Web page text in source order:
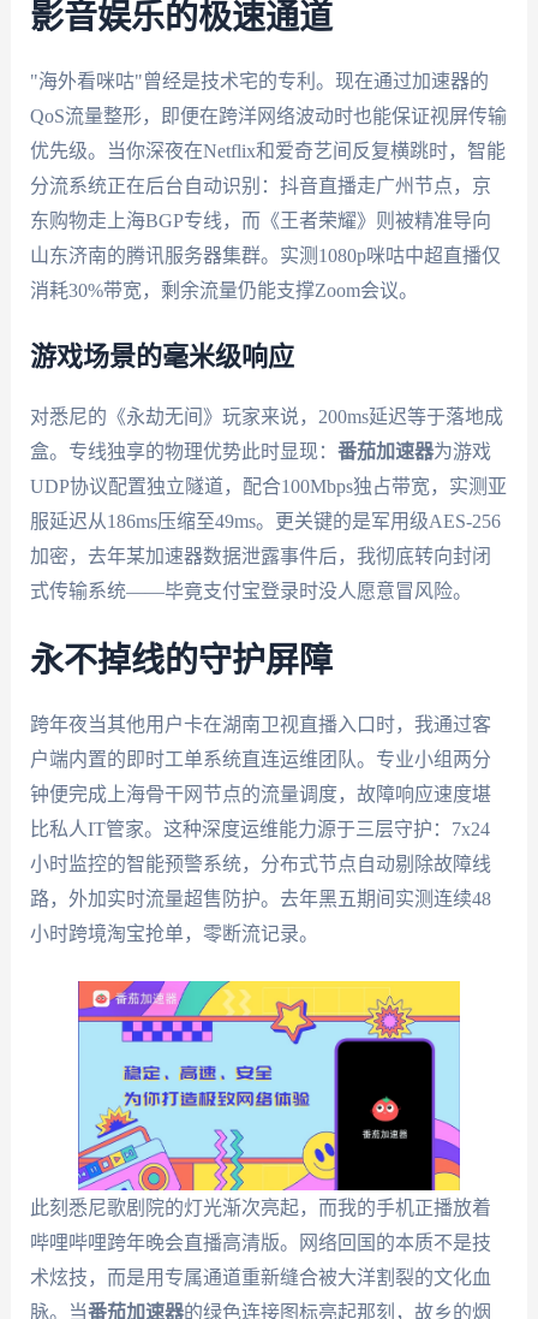
影音娱乐的极速通道
"海外看咪咕"曾经是技术宅的专利。现在通过加速器的
QoS流量整形，即便在跨洋网络波动时也能保证视屏传输
优先级。当你深夜在Netflix和爱奇艺间反复横跳时，智能
分流系统正在后台自动识别：抖音直播走广州节点，京
东购物走上海BGP专线，而《王者荣耀》则被精准导向
山东济南的腾讯服务器集群。实测1080p咪咕中超直播仅
消耗30%带宽，剩余流量仍能支撑Zoom会议。
游戏场景的毫米级响应
对悉尼的《永劫无间》玩家来说，200ms延迟等于落地成
盒。专线独享的物理优势此时显现： 番茄加速器为游戏
UDP协议配置独立隧道，配合100Mbps独占带宽，实测亚
服延迟从186ms压缩至49ms。更关键的是军用级AES-256
加密，去年某加速器数据泄露事件后，我彻底转向封闭
式传输系统——毕竟支付宝登录时没人愿意冒风险。
永不掉线的守护屏障
跨年夜当其他用户卡在湖南卫视直播入口时，我通过客
户端内置的即时工单系统直连运维团队。专业小组两分
钟便完成上海骨干网节点的流量调度，故障响应速度堪
比私人IT管家。这种深度运维能力源于三层守护：7x24
小时监控的智能预警系统，分布式节点自动剔除故障线
路，外加实时流量超售防护。去年黑五期间实测连续48
小时跨境淘宝抢单，零断流记录。
此刻悉尼歌剧院的灯光渐次亮起，而我的手机正播放着
哔哩哔哩跨年晚会直播高清版。网络回国的本质不是技
术炫技，而是用专属通道重新缝合被大洋割裂的文化血
脉。当番茄加速器的绿色连接图标亮起那刻，故乡的烟